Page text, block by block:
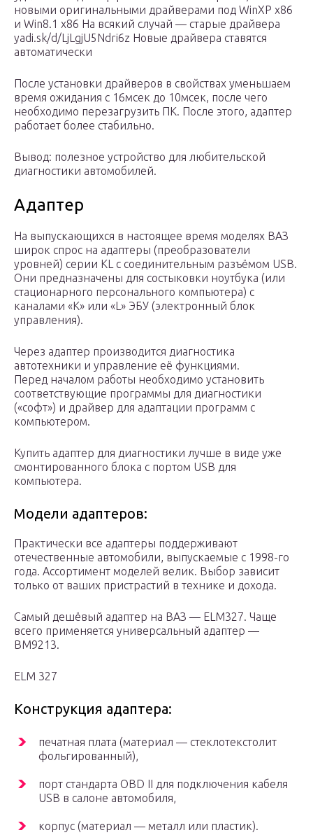
новыми оригинальными драйверами под WinXP x86
и Win8.1 x86 На всякий случай — старые драйвера
yadi.sk/d/LjLgjU5Ndri6z Новые драйвера ставятся
автоматически
После установки драйверов в свойствах уменьшаем
время ожидания с 16мсек до 10мсек, после чего
необходимо перезагрузить ПК. После этого, адаптер
работает более стабильно.
Вывод: полезное устройство для любительской
диагностики автомобилей.
Адаптер
На выпускающихся в настоящее время моделях ВАЗ
широк спрос на адаптеры (преобразователи
уровней) серии KL с соединительным разъёмом USB.
Они предназначены для состыковки ноутбука (или
стационарного персонального компьютера) с
каналами «К» или «L» ЭБУ (электронный блок
управления).
Через адаптер производится диагностика
автотехники и управление её функциями.
Перед началом работы необходимо установить
соответствующие программы для диагностики
(«софт») и драйвер для адаптации программ с
компьютером.
Купить адаптер для диагностики лучше в виде уже
смонтированного блока с портом USB для
компьютера.
Модели адаптеров:
Практически все адаптеры поддерживают
отечественные автомобили, выпускаемые с 1998-го
года. Ассортимент моделей велик. Выбор зависит
только от ваших пристрастий в технике и дохода.
Самый дешёвый адаптер на ВАЗ — ELM327. Чаще
всего применяется универсальный адаптер —
BM9213.
ELM 327
Конструкция адаптера:
печатная плата (материал — стеклотекстолит
фольгированный),
порт стандарта OBD II для подключения кабеля
USB в салоне автомобиля,
корпус (материал — металл или пластик).